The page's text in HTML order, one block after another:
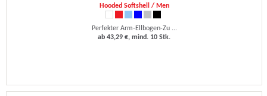
Hooded Softshell / Men
Perfekter Arm-Ellbogen-Zu ...
ab 43,29 €, mind. 10 Stk.